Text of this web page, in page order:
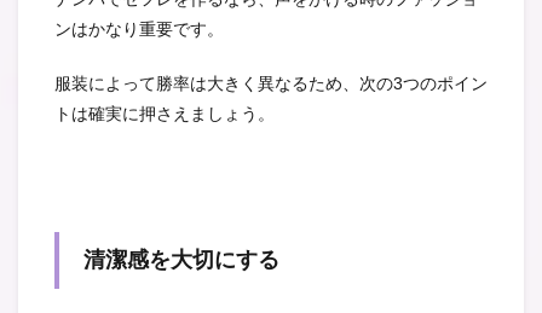
ンはかなり重要です。
服装によって勝率は大きく異なるため、次の3つのポイン
トは確実に押さえましょう。
清潔感を大切にする